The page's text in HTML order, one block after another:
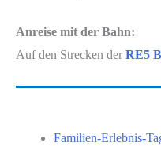
Anreise mit der Bahn:
Auf den Strecken der RE5
Familien-Erlebnis-